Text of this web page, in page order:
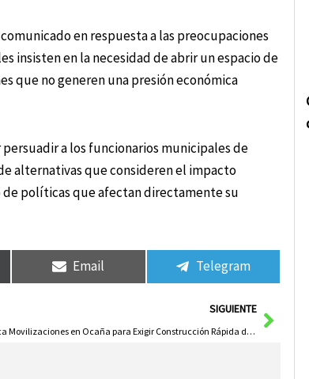
en respuesta a las preocupaciones
insisten en la necesidad de abrir un espacio de
que no generen una presión económica
a los funcionarios municipales de
alternativas que consideren el impacto
de políticas que afectan directamente su
Email Telegram
SIGUIENTE
CCOO Convoca Movilizaciones en Ocaña para Exigir Construcción Rápida de Nuevos Centros Educativos